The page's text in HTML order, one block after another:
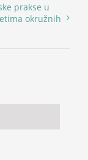
prakse u
okružnih